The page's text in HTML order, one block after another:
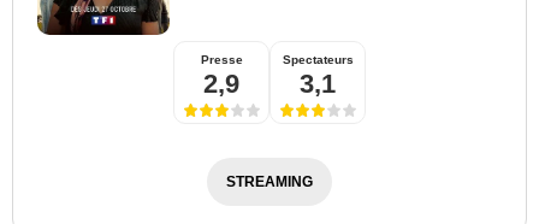
Presse
2,9
Spectateurs
3,1
STREAMING